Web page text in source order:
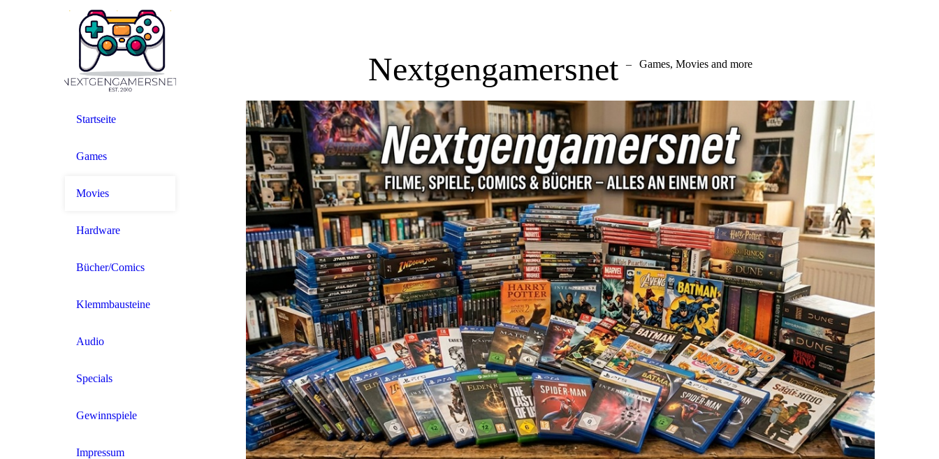
Nextgengamersnet – Games, Movies and more
Startseite
Games
Movies
Hardware
Bücher/Comics
Klemmbausteine
Audio
Specials
Gewinnspiele
Impressum